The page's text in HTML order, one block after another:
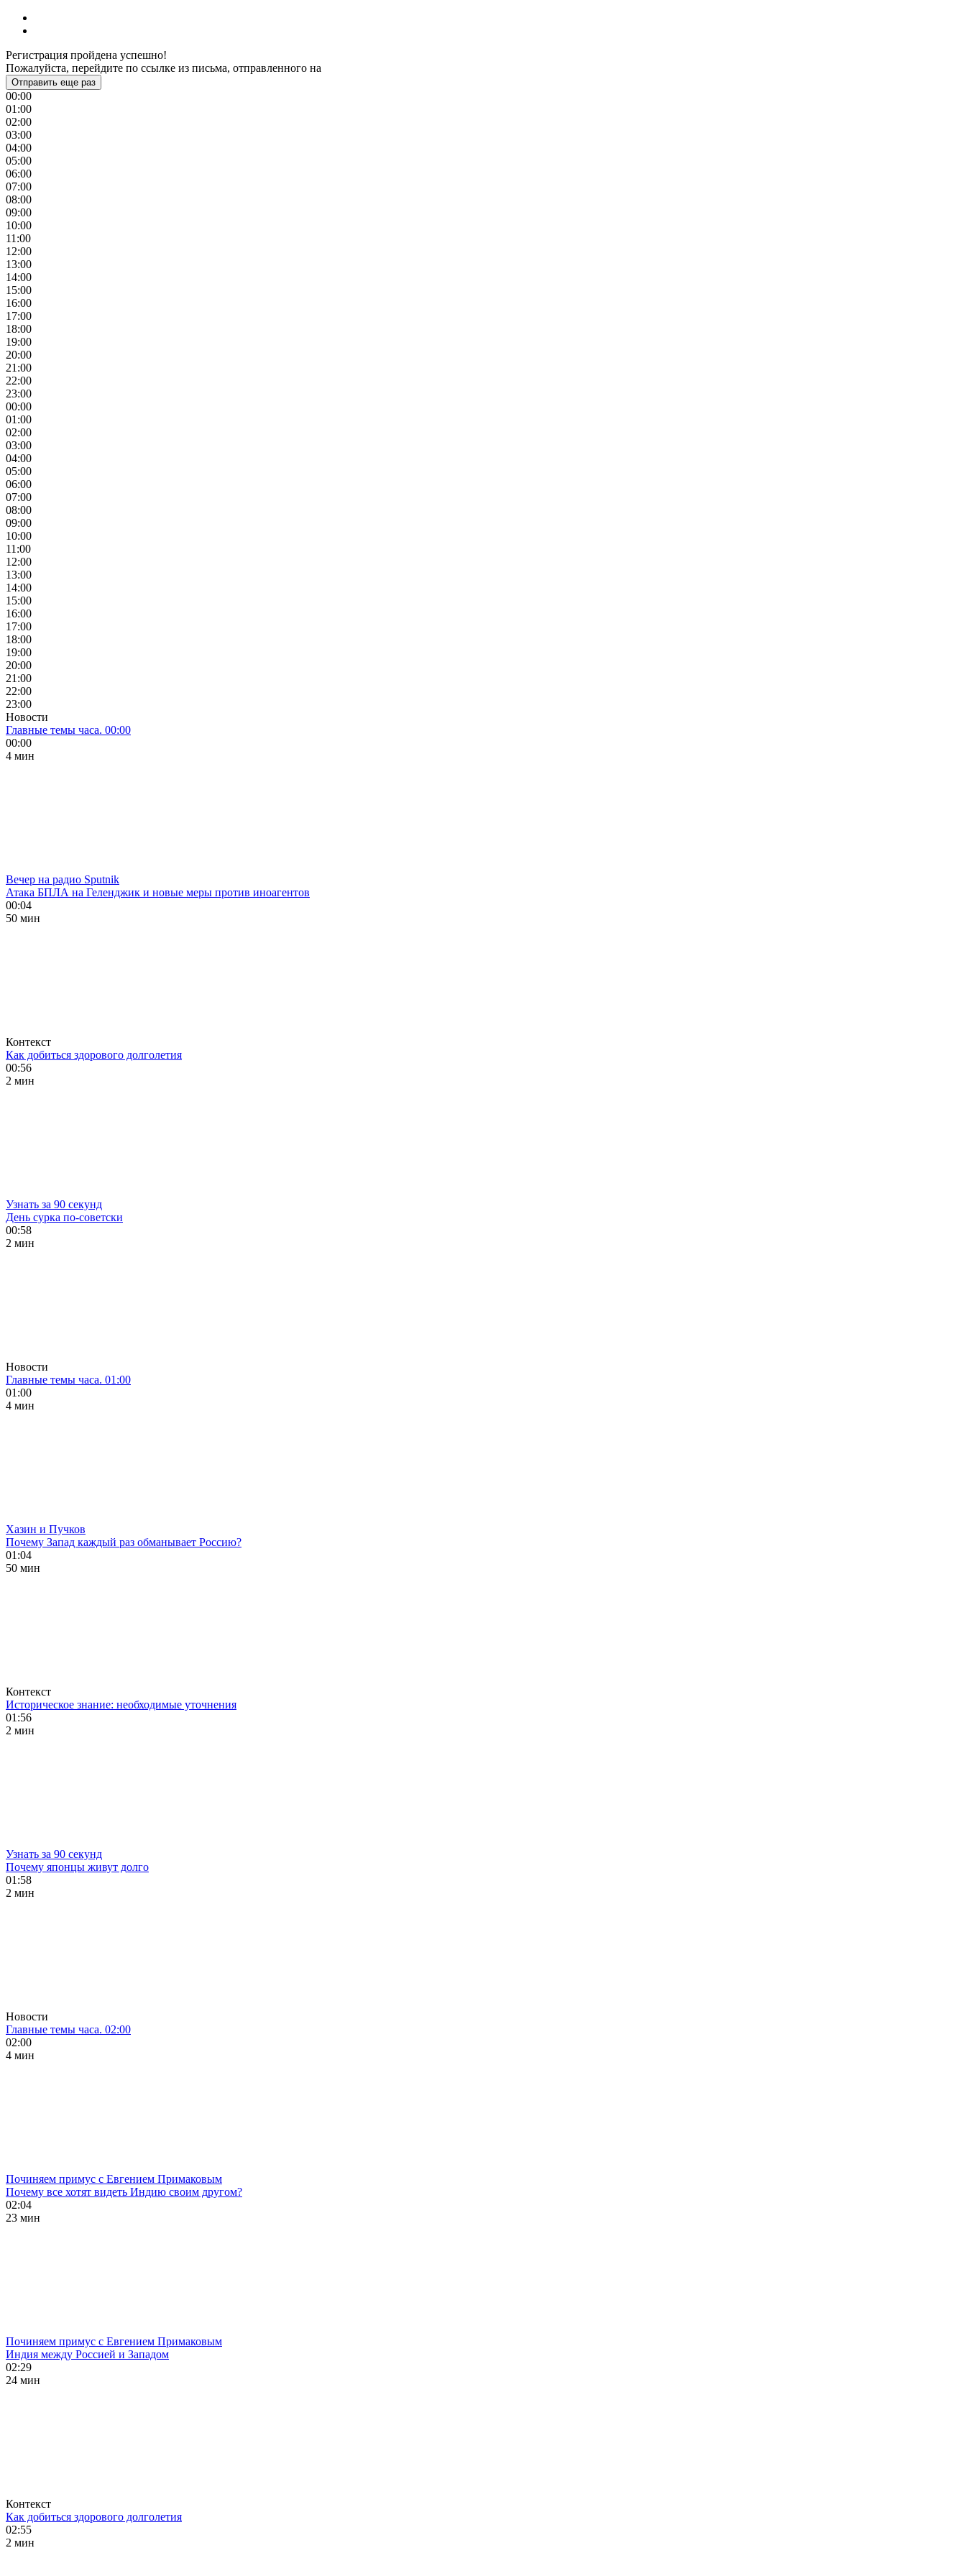
Регистрация пройдена успешно!
Пожалуйста, перейдите по ссылке из письма, отправленного на
Отправить еще раз
00:00
01:00
02:00
03:00
04:00
05:00
06:00
07:00
08:00
09:00
10:00
11:00
12:00
13:00
14:00
15:00
16:00
17:00
18:00
19:00
20:00
21:00
22:00
23:00
00:00
01:00
02:00
03:00
04:00
05:00
06:00
07:00
08:00
09:00
10:00
11:00
12:00
13:00
14:00
15:00
16:00
17:00
18:00
19:00
20:00
21:00
22:00
23:00
Новости
Главные темы часа. 00:00
00:00
4 мин
Вечер на радио Sputnik
Атака БПЛА на Геленджик и новые меры против иноагентов
00:04
50 мин
Контекст
Как добиться здорового долголетия
00:56
2 мин
Узнать за 90 секунд
День сурка по-советски
00:58
2 мин
Новости
Главные темы часа. 01:00
01:00
4 мин
Хазин и Пучков
Почему Запад каждый раз обманывает Россию?
01:04
50 мин
Контекст
Историческое знание: необходимые уточнения
01:56
2 мин
Узнать за 90 секунд
Почему японцы живут долго
01:58
2 мин
Новости
Главные темы часа. 02:00
02:00
4 мин
Починяем примус с Евгением Примаковым
Почему все хотят видеть Индию своим другом?
02:04
23 мин
Починяем примус с Евгением Примаковым
Индия между Россией и Западом
02:29
24 мин
Контекст
Как добиться здорового долголетия
02:55
2 мин